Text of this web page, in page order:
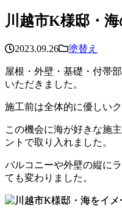
川越市K様邸・
2023.09.26 塗替え
屋根・外壁・基礎・付帯
いただきました。
施工前は全体的に優しい
この機会に海が好きな施
ントで取り入れました。
バルコニーや外壁の縦に
ても変わりました。